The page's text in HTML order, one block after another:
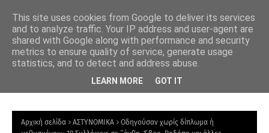
Ε
Π
τον Αύγουστο για ετήσια συντήρηση
Αρχική σελίδα ΑΣΤΥΝΟΜΙΚΑ
Οδηγούσαν χωρίς δίπλωμα ή
This site uses cookies from Google to deliver its services
and to analyze traffic. Your IP address and user-agent are
shared with Google along with performance and security
metrics to ensure quality of service, generate usage
statistics, and to detect and address abuse.
LEARN MORE GOT IT